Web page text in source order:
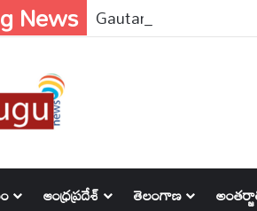
News Gautam Adani :
ఆంధ్రప్రదేశ్ తెలంగాణ